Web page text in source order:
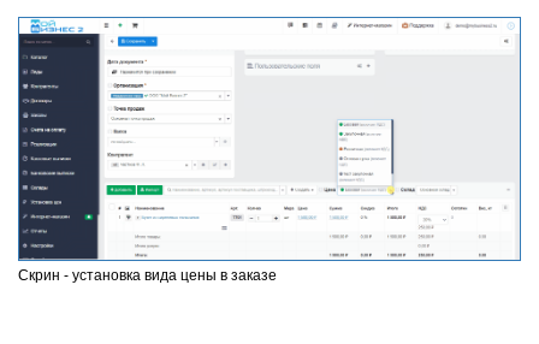
Скрин - установка вида цены в заказе